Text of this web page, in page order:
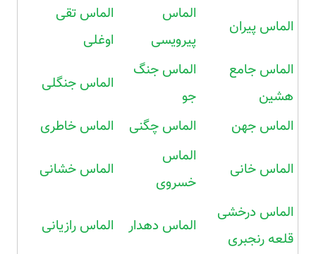
الماس پیران
الماس
پیرویسی
الماس تقی
اوغلی
الماس جامع
هشین
الماس جنگ
جو
الماس جنگلی
الماس جهن الماس چگنی الماس خاطری
الماس خانی
الماس
خسروی
الماس خشانی
الماس درخشی
قلعه رنجبری
الماس دهدار الماس رازیانی